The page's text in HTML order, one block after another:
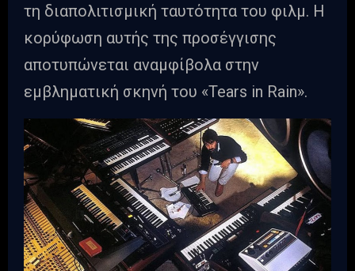
τη διαπολιτισμική ταυτότητα του φιλμ. Η
κορύφωση αυτής της προσέγγισης
αποτυπώνεται αναμφίβολα στην
εμβληματική σκηνή του «Tears in Rain».